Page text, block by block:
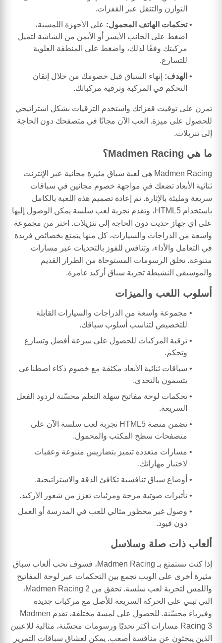
التوازن والتنقل عبر القفزات.
تحكمات الهاتف المحمول: على الأجهزة اللمسية،
اضغط على الجانب الأيسر أو الأيمن من الشاشة لتميل
مركبتك وفقًا لذلك، واضغط على المنطقة العلوية
للتسارع.
الهدف: إنهاء السباق قبل خصومك من خلال إتقان
التحكم في المركبة وترقية مركباتك.
تمرن على توقيت قفزاتك واستخدم الترقيات بشكل استراتيجي
للحصول على ميزة. العب الآن مجانًا في متصفحك دون الحاجة
إلى تنزيلات.
ما هي Madmen Racing؟
Madmen Racing هي لعبة سباق مثيرة مجانية عبر الإنترنت
ثنائية الأبعاد تضعك في مواجهة خصوم مجانين في سباقات
سريعة ومليئة بالإثارة. تم إعادة تصميم هذه اللعبة بالكامل
باستخدام HTML5، وتقدم تجربة لعب سلسة يمكن الوصول إليها
على أي جهاز حديث دون الحاجة إلى تنزيلات. اختر من مجموعة
واسعة من الدراجات والسيارات، كل منها يتمتع بخصائص فريدة
في التعامل والأداء، وتنافس للفوز بالتحديات عبر مسارات
متنوعة. تخلق الرسومات المستوحاة من الطراز القديم
والموسيقى النشيطة تجربة سباق أركيد غامرة.
أسلوب اللعب والميزات
مجموعة واسعة من الدراجات والسيارات القابلة
للتخصيص لتناسب أسلوب سباقك.
ترقية المركبات للحصول على سرعة أفضل وتسارع
وتحكم.
سباقات ثنائية الأبعاد مكثفة مع خصوم ذكاء اصطناعي
يتسمون بالتحدي.
تحكمات لوحة مفاتيح سهلة التعلم محسّنة لردود الفعل
السريعة.
تضمن منصة HTML5 تجربة لعب سلسة الآن على
متصفحات سطح المكتب والمحمول.
مسارات متعددة تتميز بتضاريس متنوعة وعقبات
لاختبار مهاراتك.
أوضاع سباق تنافسية تكافئ الدقة والاستراتيجية.
تأثيرات صوتية مرحة ومرئيات تعزز من شعور الأركيد.
وصول غير محظور مثالي للعب في المدرسة أو العمل
دون قيود.
ألعاب ذات صلة وسلاسل
إذا كنت تستمتع بـ Madmen Racing، فسوف تحب ألعاب سباق
مثيرة أخرى على الويب تجمع بين التحكمات عبر لوحة المفاتيح
واللمس لتجربة لعب سلسة. تحقق من Madmen Racing 2،
التي تبني على الحركة السريعة للأصل مع مركبات جديدة
وفيزياء محسّنة. للحصول على لمسة مختلفة، تقدم Madmen
Racing 3 مسارات أكثر تحديًا ورسومات محسّنة، مثالية للاعبين
الذين يبحثون عن منافسة أصعب. يمكن لعشاق سباقات التمرير